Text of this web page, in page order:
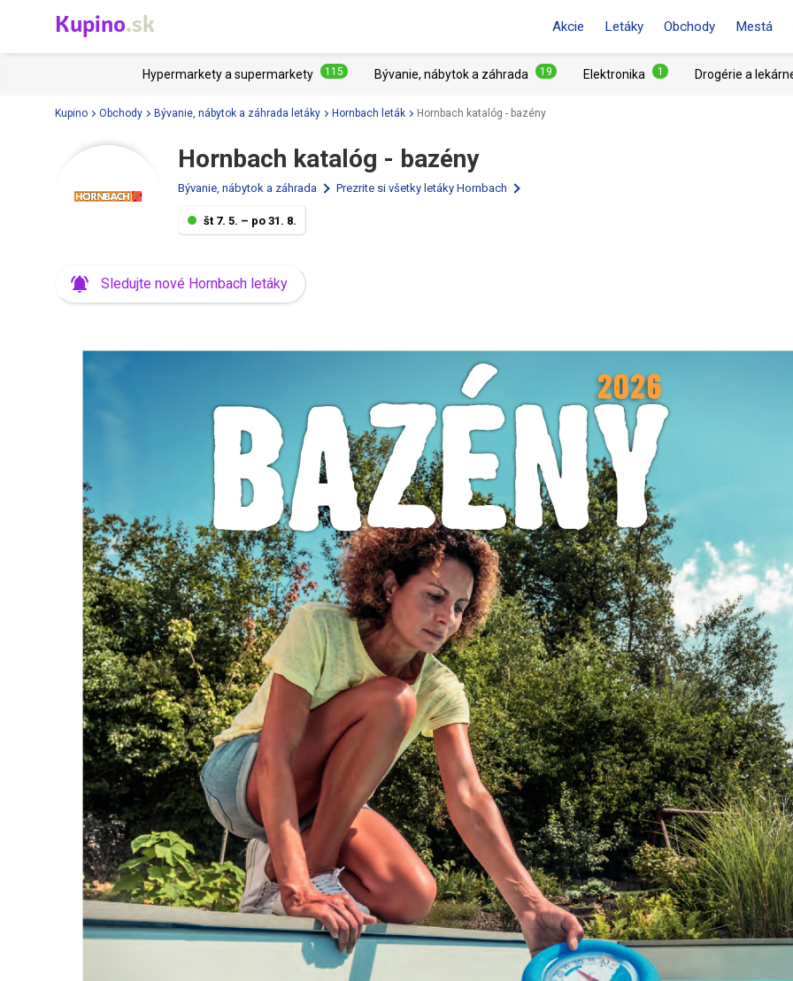
Kupino.sk Akcie Letáky Obchody Mestá
Hypermarkety a supermarkety 115 Bývanie, nábytok a záhrada 19 Elektronika 1 Drogérie a
Kupino Obchody Bývanie, nábytok a záhrada letáky Hornbach leták Hornbach katalóg - bazény
Hornbach katalóg - bazény
Bývanie, nábytok a záhrada Prezrite si všetky letáky Hornbach
št 7. 5. – po 31. 8.
Sledujte nové Hornbach letáky